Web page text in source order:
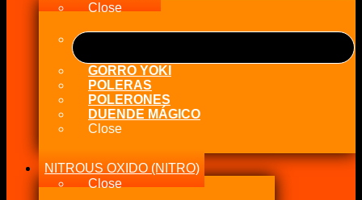
Close
GORRO YOKI
POLERAS
POLERONES
DUENDE MÁGICO
Close
NITROUS OXIDO (NITRO)
Close